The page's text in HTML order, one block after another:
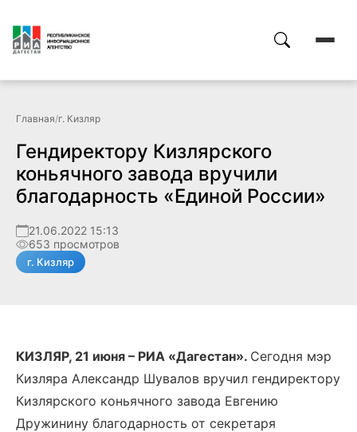
Главная/г. Кизляр
Гендиректору Кизлярского
коньячного завода вручили
благодарность «Единой России»
21.06.2022 15:13
653 просмотров
г. Кизляр
КИЗЛЯР, 21 июня – РИА «Дагестан». Сегодня мэр
Кизляра Александр Шувалов вручил гендиректору
Кизлярского коньячного завода Евгению
Дружинину благодарность от секретаря